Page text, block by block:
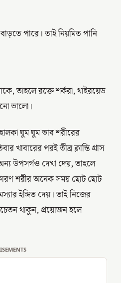
পারে। তাই নিয়মিত পানি
তাহলে রক্তে শর্করা, থাইরয়েড
ভালো।
ঘুম ঘুম ভাব শরীরের
খাবারের পরই তীব্র ক্লান্তি গ্রাস
উপসর্গও দেখা দেয়, তাহলে
শরীর অনেক সময় ছোট ছোট
ইঙ্গিত দেয়। তাই নিজের
থাকুন, প্রয়োজন হলে